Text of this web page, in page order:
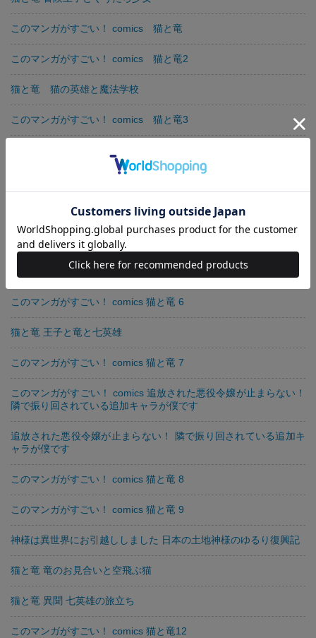
このマンガがすごい！ comics 猫と竜
このマンガがすごい！ comics 猫と竜2
猫と竜 猫の英雄と魔法学校
このマンガがすごい！ comics 猫と竜3
猫と竜 竜のお見合いと空飛ぶ猫
このマンガがすごい！ comics 猫と竜4
猫と竜 竜と悪魔と母猫
このマンガがすごい！ comics 猫と竜 6
猫と竜 王子と竜と七英雄
このマンガがすごい！ comics 猫と竜 7
このマンガがすごい！ comics 追放された悪役令嬢が止まらない！
隣で振り回されている追加キャラが僕です
追放された悪役令嬢が止まらない！ 隣で振り回されている追加キ
ャラが僕です
このマンガがすごい！ comics 猫と竜 8
このマンガがすごい！ comics 猫と竜 9
神様は異世界にお引越ししました 日本の土地神様のゆるり復興記
猫と竜 竜のお見合いと空飛ぶ猫
猫と竜 異聞 七英雄の旅立ち
このマンガがすごい！ comics 猫と竜12